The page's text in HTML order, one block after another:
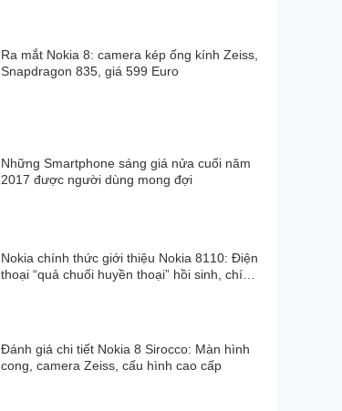
cho các biểu tượng hiển thị dễ nhìn.
điện thoại.
Ra mắt Nokia 8: camera kép ống kính Zeiss,
Snapdragon 835, giá 599 Euro
Những Smartphone sáng giá nửa cuối năm
2017 được người dùng mong đợi
Nokia chính thức giới thiệu Nokia 8110: Điện
thoại “quả chuối huyền thoại” hồi sinh, chíp
Đánh giá chi tiết Nokia 8 Sirocco: Màn hình
cong, camera Zeiss, cấu hình cao cấp